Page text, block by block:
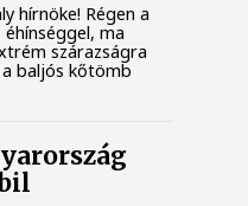
hírnöke! Régen a
ma
szárazságra
baljós kőtömb